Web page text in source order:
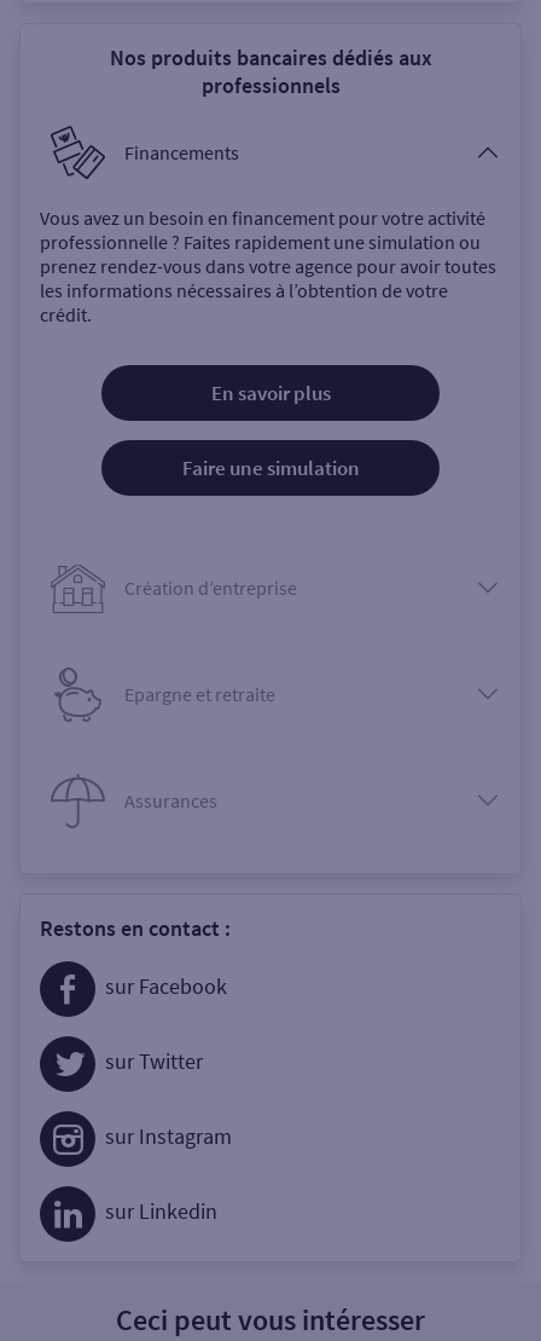
Nos produits bancaires dédiés aux
professionnels
Financements
Vous avez un besoin en financement pour votre activité
professionnelle ? Faites rapidement une simulation ou
prenez rendez-vous dans votre agence pour avoir toutes
les informations nécessaires à l’obtention de votre
crédit.
En savoir plus
Faire une simulation
Création d’entreprise
Epargne et retraite
Assurances
Restons en contact :
sur Facebook
sur Twitter
sur Instagram
sur Linkedin
Ceci peut vous intéresser